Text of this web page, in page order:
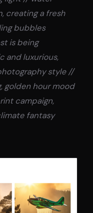
creating a fresh
bubbles
is being
and luxurious,
style //
golden hour mood
campaign,
fantasy